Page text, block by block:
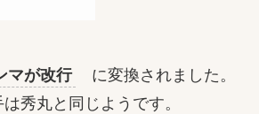
マが改行
に変換されました。
秀丸と同じようです。